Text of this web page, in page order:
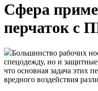
Сфера
перчаток с
Большинство рабочих
спецодежду, но и
что основная задача этих
вредного воздействия